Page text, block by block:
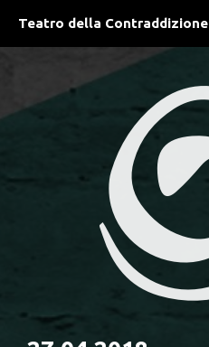
Teatro della Contraddizione